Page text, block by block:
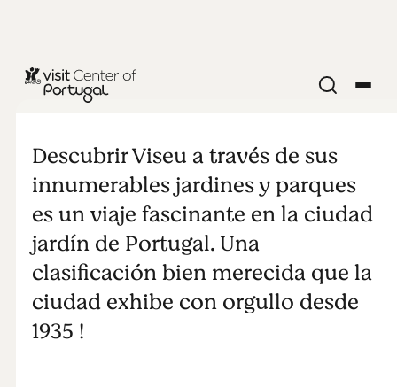
NATURALEZA Y AIRE LIBRE
Viseu: la
ciudad jardín
de Portugal
Descubrir Viseu a través de sus
innumerables jardines y parques
es un viaje fascinante en la ciudad
jardín de Portugal. Una
clasificación bien merecida que la
ciudad exhibe con orgullo desde
1935 !